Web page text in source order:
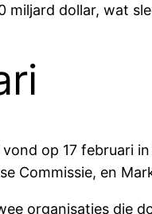
miljard dollar, wat
op 17 februari
Commissie, en
organisaties die